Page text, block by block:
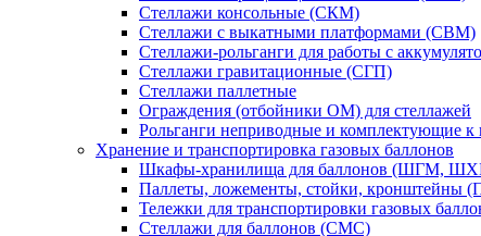
Стеллажи консольные (СКМ)
Стеллажи с выкатными платформами (СВМ)
Стеллажи-рольганги для работы с
Стеллажи гравитационные (СГП)
Стеллажи паллетные
Ограждения (отбойники ОМ) для стеллажей
Рольганги неприводные и комплектующие
Хранение и транспортировка газовых баллонов
Шкафы-хранилища для баллонов (ШГМ,
Паллеты, ложементы, стойки,
Тележки для транспортировки газовых
Стеллажи для баллонов (СМС)